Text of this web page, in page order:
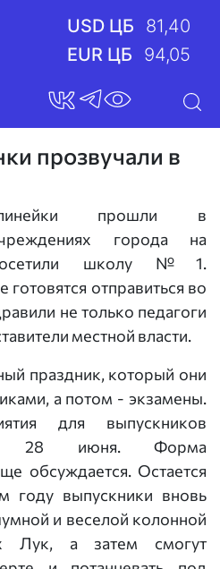
USD ЦБ
81,40
EUR ЦБ
94,05
прозвучали в
линейки прошли в
города на
школу №1.
отправиться во
не только педагоги
местной власти.
праздник, который они
а потом - экзамены.
для выпускников
28 июня. Форма
обсуждается. Остается
году выпускники вновь
и веселой колонной
Лук, а затем смогут